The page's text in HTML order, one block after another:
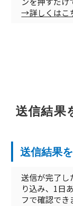
→詳しくはこ
送信結果
送信結果
送信が完了し
り込み、1日
フで確認でき